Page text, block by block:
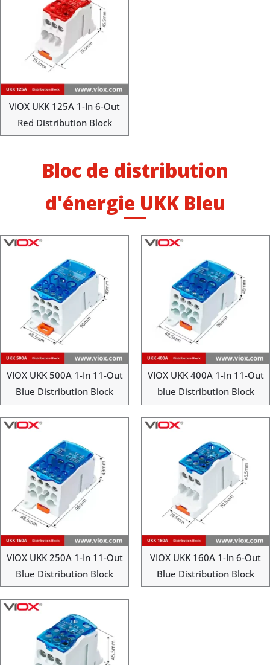
VIOX UKK 125A 1-In 6-Out
Red Distribution Block
Bloc de distribution
d'énergie UKK Bleu
VIOX UKK 500A 1-In 11-Out
Blue Distribution Block
VIOX UKK 400A 1-In 11-Out
blue Distribution Block
VIOX UKK 250A 1-In 11-Out
Blue Distribution Block
VIOX UKK 160A 1-In 6-Out
Blue Distribution Block